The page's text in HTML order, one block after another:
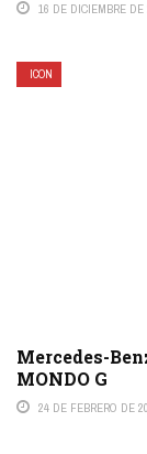
16 DE DICIEMBRE DE
ICON
Mercedes-
MONDO G
24 DE FEBRERO DE